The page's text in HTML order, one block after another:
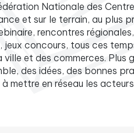
Nationale des
et sur le terrain, au plus
rencontres
jeux concours, tous ces
ville et des commerces. Plus
des idées, des bonnes
à mettre en réseau les